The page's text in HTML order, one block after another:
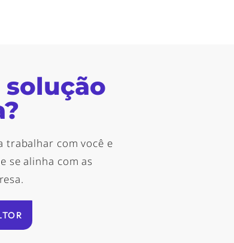
trabalhar com você e
se alinha com as